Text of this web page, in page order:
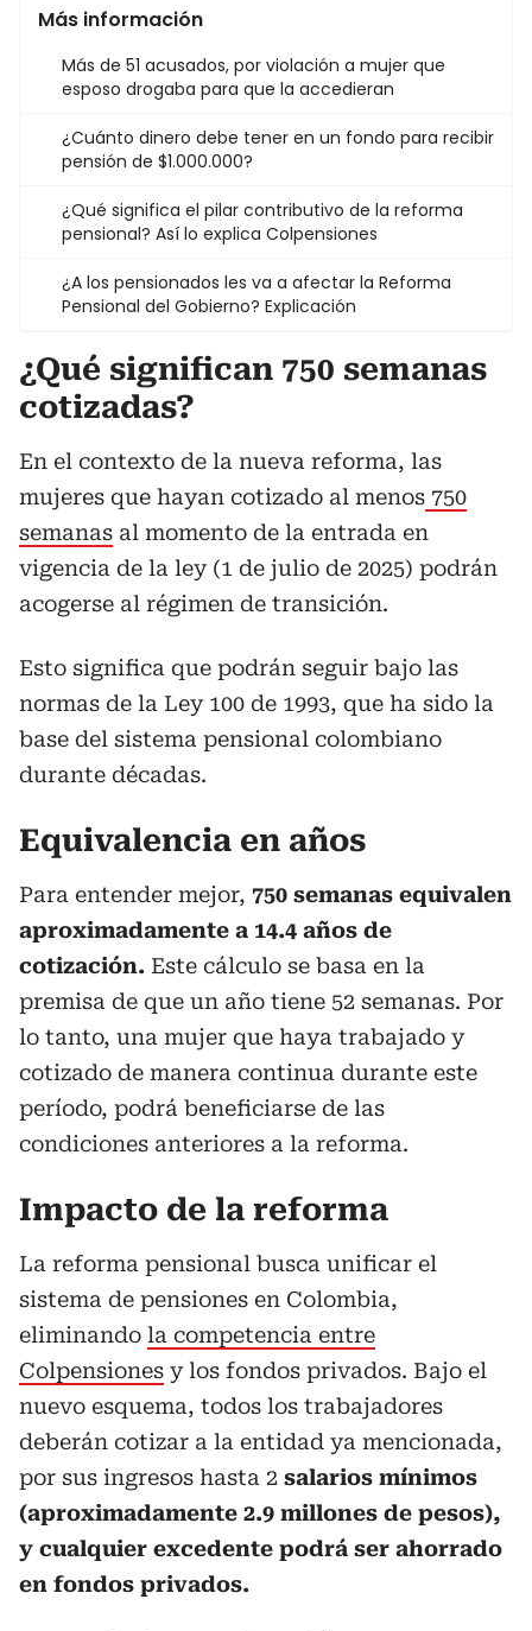
Más información
Más de 51 acusados, por violación a mujer que
esposo drogaba para que la accedieran
¿Cuánto dinero debe tener en un fondo para recibir
pensión de $1.000.000?
¿Qué significa el pilar contributivo de la reforma
pensional? Así lo explica Colpensiones
¿A los pensionados les va a afectar la Reforma
Pensional del Gobierno? Explicación
¿Qué significan 750 semanas
cotizadas?
En el contexto de la nueva reforma, las
mujeres que hayan cotizado al menos 750
semanas al momento de la entrada en
vigencia de la ley (1 de julio de 2025) podrán
acogerse al régimen de transición.
Esto significa que podrán seguir bajo las
normas de la Ley 100 de 1993, que ha sido la
base del sistema pensional colombiano
durante décadas.
Equivalencia en años
Para entender mejor, 750 semanas equivalen
aproximadamente a 14.4 años de
cotización. Este cálculo se basa en la
premisa de que un año tiene 52 semanas. Por
lo tanto, una mujer que haya trabajado y
cotizado de manera continua durante este
período, podrá beneficiarse de las
condiciones anteriores a la reforma.
Impacto de la reforma
La reforma pensional busca unificar el
sistema de pensiones en Colombia,
eliminando la competencia entre
Colpensiones y los fondos privados. Bajo el
nuevo esquema, todos los trabajadores
deberán cotizar a la entidad ya mencionada,
por sus ingresos hasta 2 salarios mínimos
(aproximadamente 2.9 millones de pesos),
y cualquier excedente podrá ser ahorrado
en fondos privados.